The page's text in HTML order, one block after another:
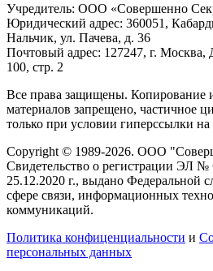
Учредитель: ООО «Совершенно
Юридический адрес: 360051,
Нальчик, ул. Пачева, д. 36
Почтовый адрес: 127247, г. Москва,
100, стр. 2
Все права защищены. Копирование
материалов запрещено, частичное
только при условии гиперссылки на
Copyright © 1989-2026. ООО
Свидетельство о регистрации ЭЛ
25.12.2020 г., выдано Федеральной
сфере связи, информационных
коммуникаций.
Политика конфиценциальности и
персональных данных